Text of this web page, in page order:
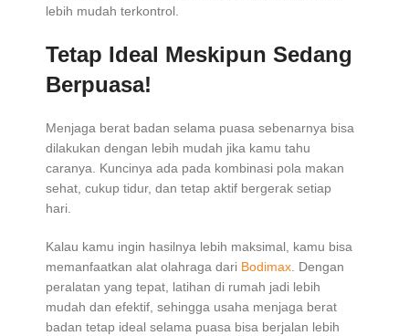
lebih mudah terkontrol.
Tetap Ideal Meskipun Sedang
Berpuasa!
Menjaga berat badan selama puasa sebenarnya bisa
dilakukan dengan lebih mudah jika kamu tahu
caranya. Kuncinya ada pada kombinasi pola makan
sehat, cukup tidur, dan tetap aktif bergerak setiap
hari.
Kalau kamu ingin hasilnya lebih maksimal, kamu bisa
memanfaatkan alat olahraga dari Bodimax . Dengan
peralatan yang tepat, latihan di rumah jadi lebih
mudah dan efektif, sehingga usaha menjaga berat
badan tetap ideal selama puasa bisa berjalan lebih